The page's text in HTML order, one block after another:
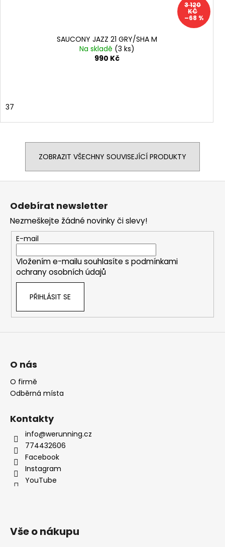
3 120
KČ
–68 %
SAUCONY JAZZ 21 GRY/SHA M
Na skladě (3 ks)
990 Kč
37
ZOBRAZIT VŠECHNY SOUVISEJÍCÍ PRODUKTY
Odebírat newsletter
Nezmeškejte žádné novinky či slevy!
E-mail
Vložením e-mailu souhlasíte s podmínkami
ochrany osobních údajů
PŘIHLÁSIT SE
O nás
O firmě
Odběrná místa
Kontakty
info@werunning.cz
774432606
Facebook
Instagram
YouTube
Vše o nákupu